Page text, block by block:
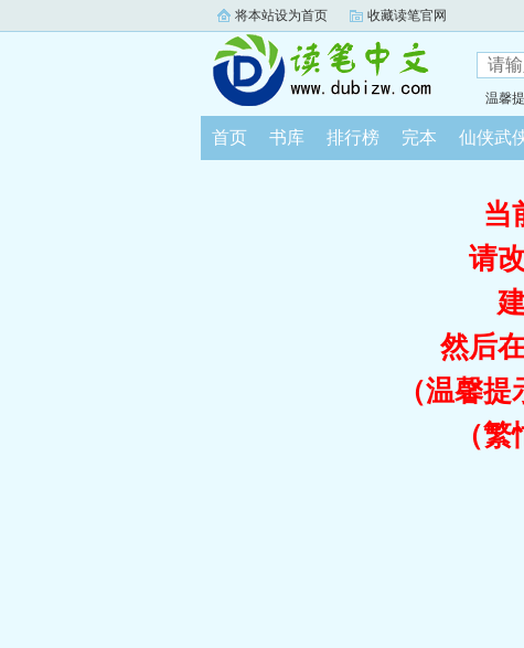
将本站设为首页 收藏读笔官网
温馨
首页 书库 排行榜 完本 仙侠武
当
请
然后
（温馨
（